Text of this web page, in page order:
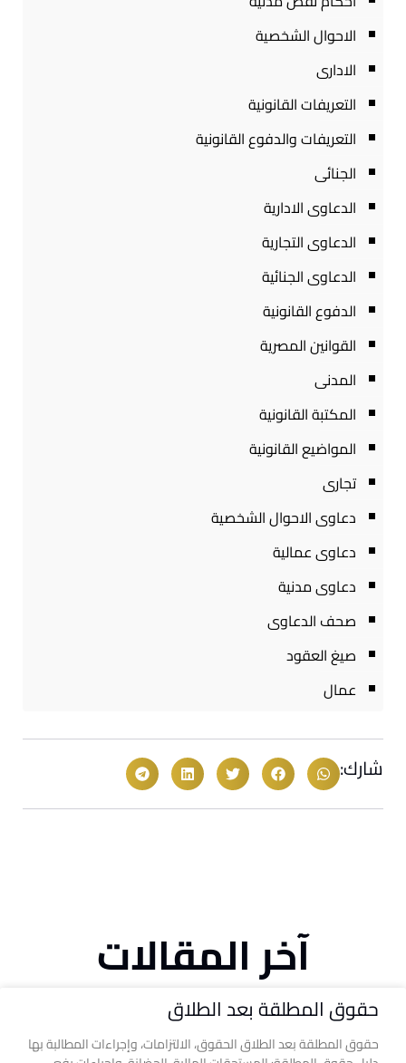
الاحوال الشخصية
الادارى
التعريفات القانونية
التعريفات والدفوع القانونية
الجنائى
الدعاوى الادارية
الدعاوى التجارية
الدعاوى الجنائية
الدفوع القانونية
القوانين المصرية
المدنى
المكتبة القانونية
المواضيع القانونية
تجارى
دعاوى الاحوال الشخصية
دعاوى عمالية
دعاوى مدنية
صحف الدعاوى
صيغ العقود
عمال
شارك:
آخر المقالات
حقوق المطلقة بعد الطلاق
حقوق المطلقة بعد الطلاق الحقوق، الالتزامات، وإجراءات المطالبة بها